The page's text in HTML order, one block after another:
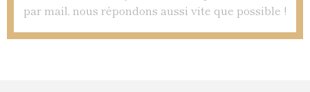
par mail, nous répondons aussi vite que possible !